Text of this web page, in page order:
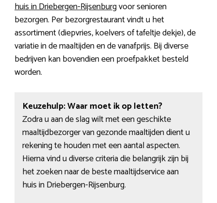
huis in Driebergen-Rijsenburgvoor senioren
bezorgen. Per bezorgrestaurant vindt u het
assortiment (diepvries, koelvers of tafeltje dekje), de
variatie in de maaltijden en de vanafprijs. Bij diverse
bedrijven kan bovendien een proefpakket besteld
worden.
Keuzehulp: Waar moet ik op letten?
Zodra u aan de slag wilt met een geschikte
maaltijdbezorger van gezonde maaltijden dient u
rekening te houden met een aantal aspecten.
Hierna vind u diverse criteria die belangrijk zijn bij
het zoeken naar de beste maaltijdservice aan
huis in Driebergen-Rijsenburg.